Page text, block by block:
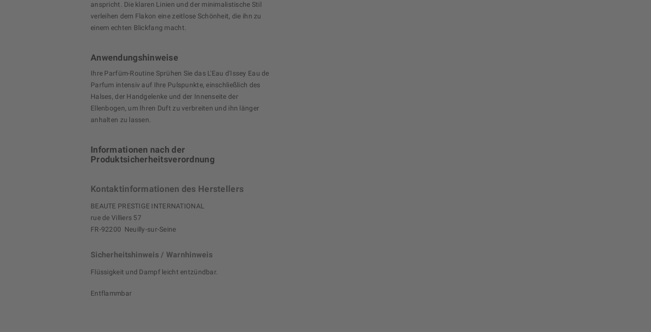
anspricht. Die klaren Linien und der minimalistische Stil
verleihen dem Flakon eine zeitlose Schönheit, die ihn zu
einem echten Blickfang macht.
Anwendungshinweise
Ihre Parfüm-Routine Sprühen Sie das L'Eau d'Issey Eau de
Parfum intensiv auf Ihre Pulspunkte, einschließlich des
Halses, der Handgelenke und der Innenseite der
Ellenbogen, um Ihren Duft zu verbreiten und ihn länger
anhalten zu lassen.
Informationen nach der
Produktsicherheitsverordnung
Kontaktinformationen des Herstellers
BEAUTE PRESTIGE INTERNATIONAL
rue de Villiers 57
FR-92200 Neuilly-sur-Seine
Sicherheitshinweis / Warnhinweis
Flüssigkeit und Dampf leicht entzündbar.
Entflammbar